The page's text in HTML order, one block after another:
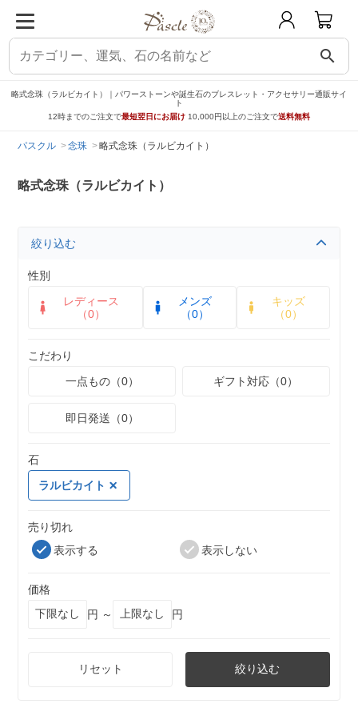
search
略式念珠（ラルビカイト）｜パワーストーンや誕生石のブレスレット・アクセサリー通販サイ
ト
12時までのご注文で最短翌日にお届け 10,000円以上のご注文で送料無料
パスクル 念珠 略式念珠（ラルビカイト）
略式念珠（ラルビカイト）
絞り込む
性別
レディース
（0）
メンズ
（0）
キッズ
（0）
こだわり
一点もの（0）
ギフト対応（0）
即日発送（0）
石
ラルビカイト
売り切れ
表示する
表示しない
価格
円 ～
円
リセット 絞り込む